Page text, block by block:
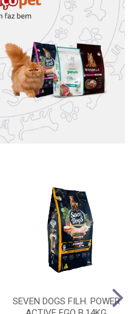
SEVEN DOGS FILH. POWER